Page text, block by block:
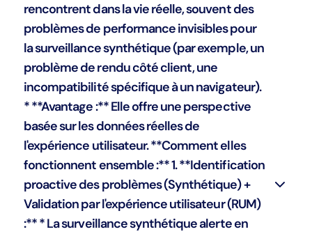
rencontrent dans la vie réelle, souvent des
problèmes de performance invisibles pour
la surveillance synthétique (par exemple, un
problème de rendu côté client, une
incompatibilité spécifique à un navigateur).
* **Avantage :** Elle offre une perspective
basée sur les données réelles de
l'expérience utilisateur. **Comment elles
fonctionnent ensemble :** 1. **Identification
proactive des problèmes (Synthétique) +
Validation par l'expérience utilisateur (RUM)
:** * La surveillance synthétique alerte en